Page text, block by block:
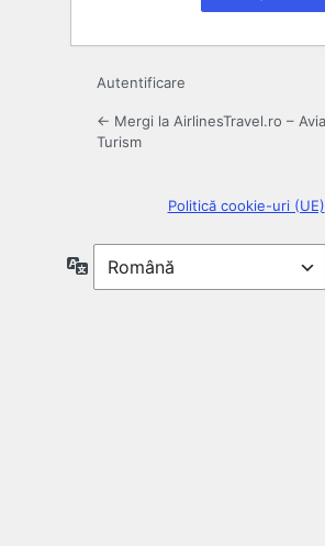
Autentificare
← Mergi la AirlinesTravel.ro –
Turism
Politică cookie-uri (UE)
Limbă